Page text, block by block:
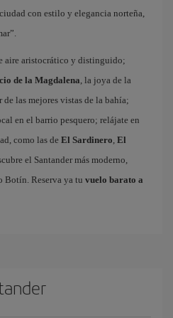
con estilo y elegancia norteña,
aire aristocrático y distinguido;
de la Magdalena, la joya de la
las mejores vistas de la bahía;
en el barrio pesquero; relájate en
como las de El Sardinero, El
el Santander más moderno,
Botín. Reserva ya tu vuelo barato a